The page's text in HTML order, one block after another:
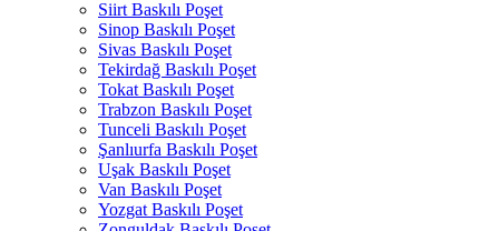
Siirt Baskılı Poşet
Sinop Baskılı Poşet
Sivas Baskılı Poşet
Tekirdağ Baskılı Poşet
Tokat Baskılı Poşet
Trabzon Baskılı Poşet
Tunceli Baskılı Poşet
Şanlıurfa Baskılı Poşet
Uşak Baskılı Poşet
Van Baskılı Poşet
Yozgat Baskılı Poşet